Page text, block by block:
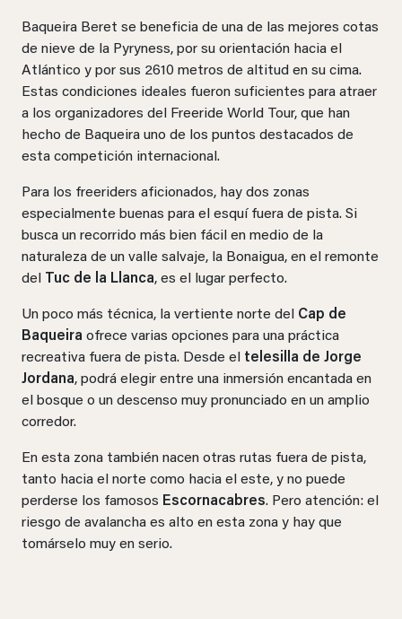
Baqueira Beret se beneficia de una de las mejores cotas
de nieve de la Pyryness, por su orientación hacia el
Atlántico y por sus 2610 metros de altitud en su cima.
Estas condiciones ideales fueron suficientes para atraer
a los organizadores del Freeride World Tour, que han
hecho de Baqueira uno de los puntos destacados de
esta competición internacional.
Para los freeriders aficionados, hay dos zonas
especialmente buenas para el esquí fuera de pista. Si
busca un recorrido más bien fácil en medio de la
naturaleza de un valle salvaje, la Bonaigua, en el remonte
del Tuc de la Llanca, es el lugar perfecto.
Un poco más técnica, la vertiente norte del Cap de
Baqueira ofrece varias opciones para una práctica
recreativa fuera de pista. Desde el telesilla de Jorge
Jordana, podrá elegir entre una inmersión encantada en
el bosque o un descenso muy pronunciado en un amplio
corredor.
En esta zona también nacen otras rutas fuera de pista,
tanto hacia el norte como hacia el este, y no puede
perderse los famosos Escornacabres. Pero atención: el
riesgo de avalancha es alto en esta zona y hay que
tomárselo muy en serio.